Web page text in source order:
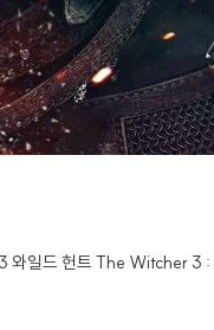
와일드 헌트 The Witcher